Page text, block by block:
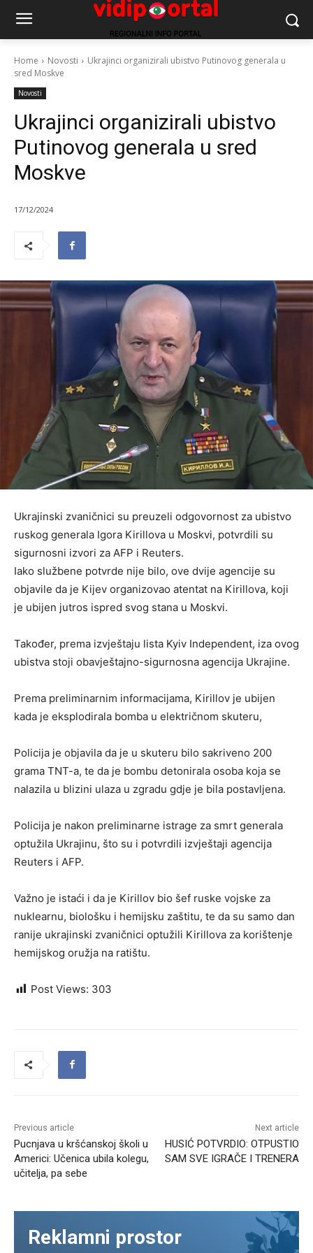
Home Novosti
Ukrajinci organizirali ubistvo Putinovog generala u
sred Moskve
Novosti
Ukrajinci organizirali ubistvo
Putinovog generala u sred
Moskve
17/12/2024
Ukrajinski zvaničnici su preuzeli odgovornost za ubistvo
ruskog generala Igora Kirillova u Moskvi, potvrdili su
sigurnosni izvori za AFP i Reuters.
Iako službene potvrde nije bilo, ove dvije agencije su
objavile da je Kijev organizovao atentat na Kirillova, koji
je ubijen jutros ispred svog stana u Moskvi.
Također, prema izvještaju lista Kyiv Independent, iza ovog
ubistva stoji obavještajno-sigurnosna agencija Ukrajine.
Prema preliminarnim informacijama, Kirillov je ubijen
kada je eksplodirala bomba u električnom skuteru,
Policija je objavila da je u skuteru bilo sakriveno 200
grama TNT-a, te da je bombu detonirala osoba koja se
nalazila u blizini ulaza u zgradu gdje je bila postavljena.
Policija je nakon preliminarne istrage za smrt generala
optužila Ukrajinu, što su i potvrdili izvještaji agencija
Reuters i AFP.
Važno je istaći i da je Kirillov bio šef ruske vojske za
nuklearnu, biološku i hemijsku zaštitu, te da su samo dan
ranije ukrajinski zvaničnici optužili Kirillova za korištenje
hemijskog oružja na ratištu.
Post Views: 303
Previous article
Pucnjava u kršćanskoj školi u
Americi: Učenica ubila kolegu,
učitelja, pa sebe
Next article
HUSIĆ POTVRDIO: OTPUSTIO
SAM SVE IGRAČE I TRENERA
Reklamni prostor